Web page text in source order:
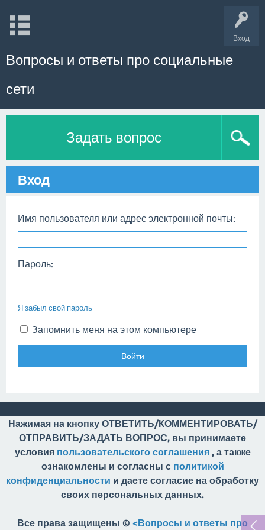
Вход
Вопросы и ответы про социальные
сети
Задать вопрос
Вход
Имя пользователя или адрес электронной почты:
Пароль:
Я забыл свой пароль
Запомнить меня на этом компьютере
Нажимая на кнопку ОТВЕТИТЬ/КОММЕНТИРОВАТЬ/
ОТПРАВИТЬ/ЗАДАТЬ ВОПРОС, вы принимаете
условия пользовательского соглашения, а также
ознакомлены и согласны с политикой
конфиденциальности и даете согласие на обработку
своих персональных данных.
Все права защищены © <Вопросы и ответы про